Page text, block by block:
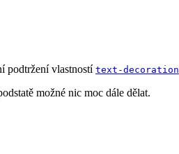
podtržení vlastností text-decoration
možné nic moc dále dělat.